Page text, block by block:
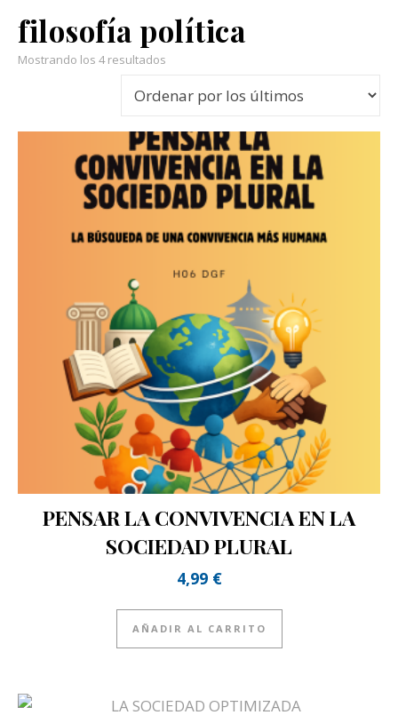
filosofía política
Mostrando los 4 resultados
PENSAR LA CONVIVENCIA EN LA
SOCIEDAD PLURAL
4,99 €
AÑADIR AL CARRITO